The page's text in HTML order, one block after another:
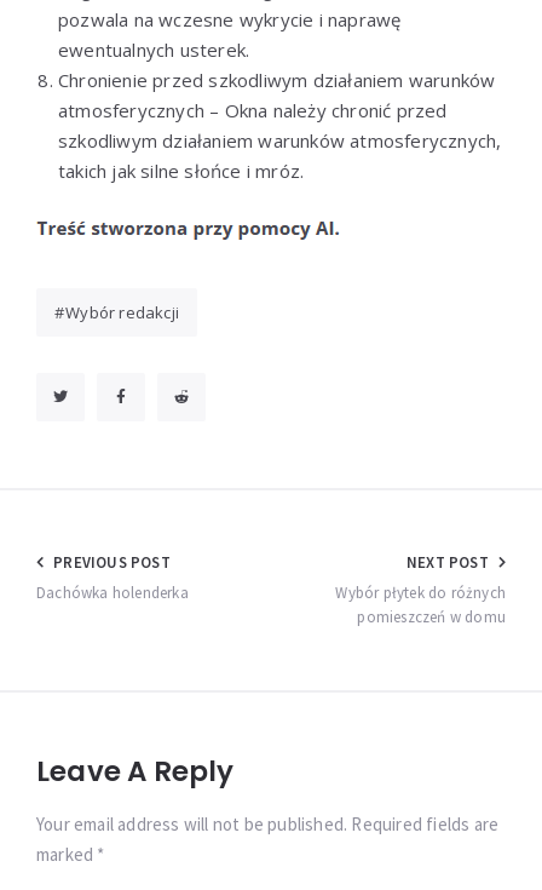
pozwala na wczesne wykrycie i naprawę
ewentualnych usterek.
Chronienie przed szkodliwym działaniem warunków
atmosferycznych – Okna należy chronić przed
szkodliwym działaniem warunków atmosferycznych,
takich jak silne słońce i mróz.
Wybór redakcji
Nawigacja
wpisu
PREVIOUS POST
Dachówka holenderka
NEXT POST
Wybór płytek do różnych
pomieszczeń w domu
Leave A Reply
Your email address will not be published. Required fields are
marked *